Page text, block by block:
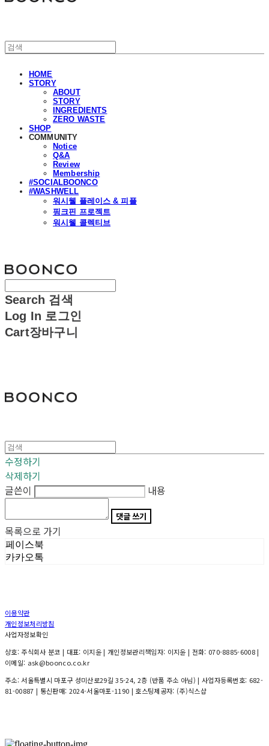
HOME
STORY
ABOUT
STORY
INGREDIENTS
ZERO WASTE
SHOP
COMMUNITY
Notice
Q&A
Review
Membership
#SOCIALBOONCO
#WASHWELL
워시웰 플레이스 & 피플
핑크핀 프로젝트
워시웰 콜렉티브
Search 검색
Log In 로그인
Cart장바구니
수정하기
삭제하기
글쓴이
내용
댓글 쓰기
목록으로 가기
페이스북
카카오톡
이용약관
개인정보처리방침
사업자정보확인
상호: 주식회사 분코 | 대표: 이지윤 | 개인정보관리책임자: 이지윤 | 전화: 070-8885-6008 |
이메일: ask@boonco.co.kr
주소: 서울특별시 마포구 성미산로29길 35-24, 2층 (반품 주소 아님) | 사업자등록번호: 682-
81-00887 | 통신판매: 2024-서울마포-1190 | 호스팅제공자: (주)식스샵